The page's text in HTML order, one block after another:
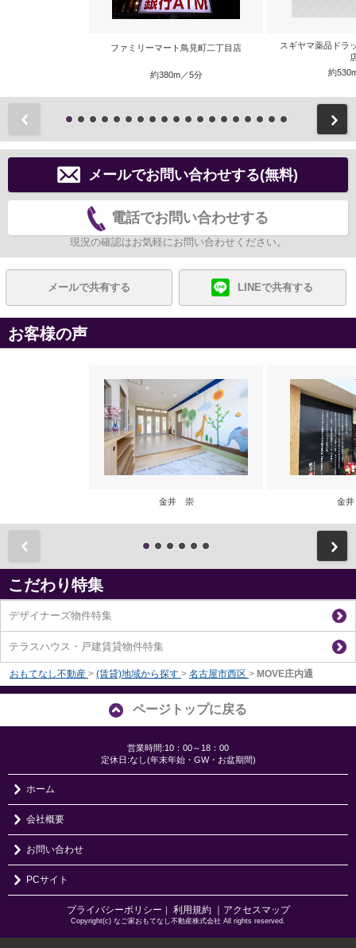
ファミリーマート鳥見町二丁目店
約380m／5分
スギヤマ薬品ドラ
約
メールでお問い合わせする(無料)
電話でお問い合わせする
現況の確認はお気軽にお問い合わせください。
メールで共有する LINEで共有する
お客様の声
金井 崇 金
こだわり特集
デザイナーズ物件特集
テラスハウス・戸建賃貸物件特集
おもてなし不動産 > (賃貸)地域から探す > 名古屋市西区 > MOVE庄内通
ページトップに戻る
営業時間:10：00～18：00
定休日:なし(年末年始・GW・お盆期間)
ホーム
会社概要
お問い合わせ
PCサイト
プライバシーポリシー 利用規約 ｜アクセスマップ
Copyright(c) なご家おもてなし不動産株式会社 All rights reserved.